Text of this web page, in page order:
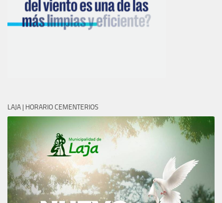
LAJA | HORARIO CEMENTERIOS